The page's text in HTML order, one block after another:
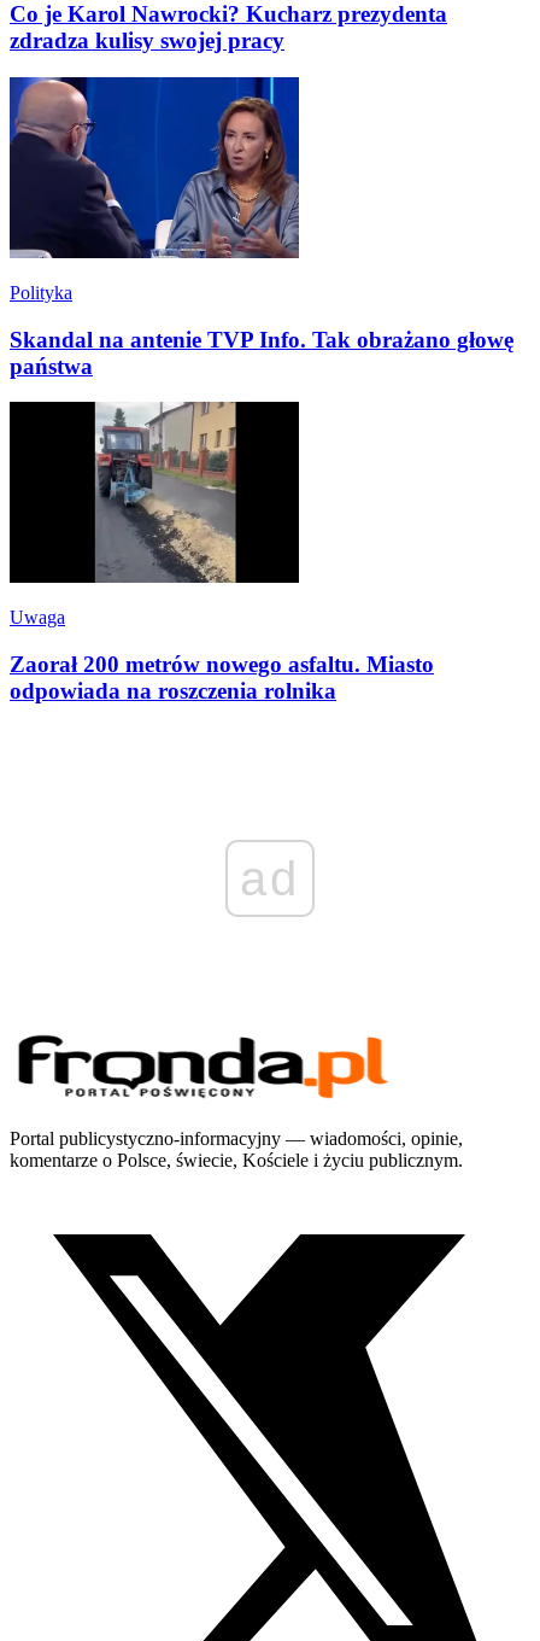
Co je Karol Nawrocki? Kucharz prezydenta
zdradza kulisy swojej pracy
Polityka
Skandal na antenie TVP Info. Tak obrażano głowę
państwa
Uwaga
Zaorał 200 metrów nowego asfaltu. Miasto
odpowiada na roszczenia rolnika
ad
Portal publicystyczno-informacyjny — wiadomości, opinie,
komentarze o Polsce, świecie, Kościele i życiu publicznym.